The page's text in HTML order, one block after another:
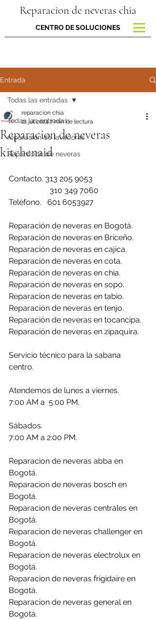
Reparacion de neveras chia
CENTRO DE SOLUCIONES
Entrada
Todas las entradas
reparacion de lavadoras
Reparación de neveras
Todas las entradas
Reparacion de neveras
kitchenaid
reparacion chia
21 jul 20247 min de lectura
Contacto. 313 205 9053
310 349 7060
Teléfono.   601 6053927
Reparación de neveras en Bogotá.
Reparación de neveras en Briceño.
Reparación de neveras en cajica.
Reparación de neveras en cota.
Reparación de neveras en chia.
Reparación de neveras en sopo.
Reparacion de neveras en tabio.
Reparación de neveras en tenjo.
Reparación de neveras en tocancipa.
Reparación de neveras en zipaquira.
Servicio técnico para la sabana
centro.
Atendemos de lunes a viernes.
7:00 AM a  5:00 PM.
Sábados.
7:00 AM a 2:00 PM.
Reparacion de neveras abba en
Bogotá.
Reparacion de neveras bosch en
Bogotá.
Reparacion de neveras centrales en
Bogotá.
Reparacion de neveras challenger en
Bogotá.
Reparacion de neveras electrolux en
Bogotá.
Reparacion de neveras frigidaire en
Bogotá.
Reparacion de neveras general en
Bogotá.